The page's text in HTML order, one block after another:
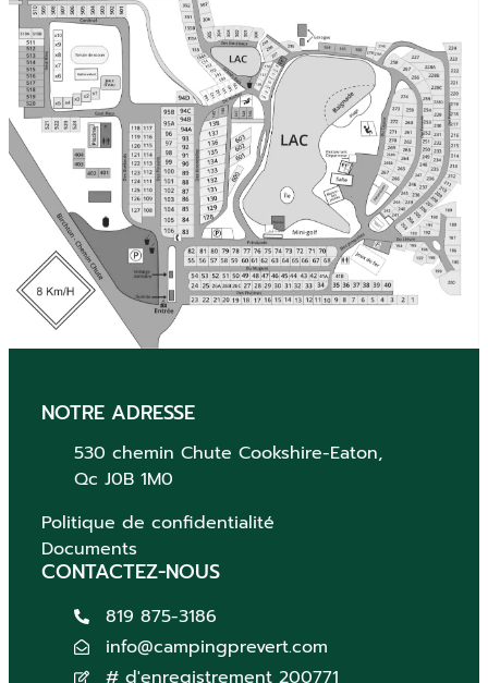
NOTRE ADRESSE
530 chemin Chute Cookshire-Eaton,
Qc J0B 1M0
Politique de confidentialité
Documents
CONTACTEZ-NOUS
819 875-3186
info@campingprevert.com